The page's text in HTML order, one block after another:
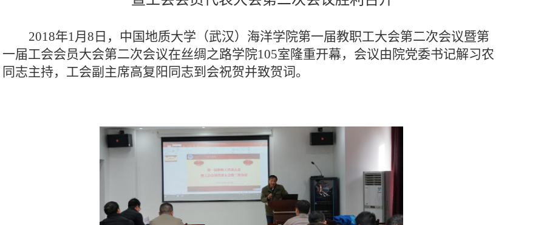
2018年1月8日，中国地质大学 （武汉）海洋学院第一届教职工大会第二次会议暨第
一届工会会员大会第二次会议在丝绸之路学院105室隆重开幕，会议由院党委书记解习农
同志主持， 工会副主席高复阳同志到会祝贺并致贺词。